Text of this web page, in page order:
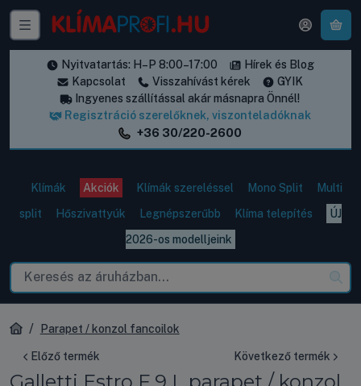
Nyitvatartás: H–P 8:00–17:00
Hírek és Blog
Kapcsolat
Visszahívást kérek
GYIK
Ingyenes szállítással akár másnapra Önnél!
Regisztráció szerelőknek, viszonteladóknak
+36 30/220-2600
Klímák Akciók Klímák szereléssel Mono Split
Multi
split
Hőszivattyúk Legnépszerűbb Klíma telepítés
ÚJ
2026-os modelljeink
Parapet / konzol fancoilok
Előző termék Következő termék